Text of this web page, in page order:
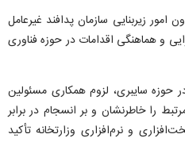
زیربنایی سازمان پدافند غیرعامل
و هماهنگی اقدامات در حوزه فناوری
حوزه سایبری، لزوم همکاری مسئولین
را خاطرنشان و بر انسجام در برابر
و نرم‌افزاری وزارتخانه تأکید